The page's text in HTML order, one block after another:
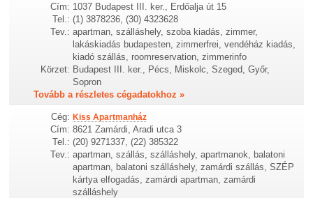
Cím: 1037 Budapest III. ker., Erdőalja út 15
Tel.: (1) 3878236, (30) 4323628
Tev.: apartman, szálláshely, szoba kiadás, zimmer,
lakáskiadás budapesten, zimmerfrei, vendéház kiadás,
kiadó szállás, roomreservation, zimmerinfo
Körzet: Budapest III. ker., Pécs, Miskolc, Szeged, Győr,
Sopron
Tovább a részletes cégadatokhoz »
Cég: Kiss Apartmanház
Cím: 8621 Zamárdi, Aradi utca 3
Tel.: (20) 9271337, (22) 385322
Tev.: apartman, szállás, szálláshely, apartmanok, balatoni
apartman, balatoni szálláshely, zamárdi szállás, SZÉP
kártya elfogadás, zamárdi apartman, zamárdi
szálláshely